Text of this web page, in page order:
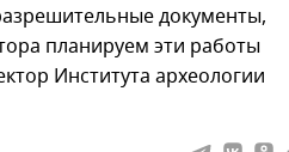
документы,
планируем эти работы
Института археологии